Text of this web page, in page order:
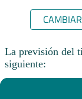
La previsión del
siguiente: